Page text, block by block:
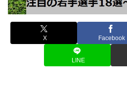
X Facebook
LINE